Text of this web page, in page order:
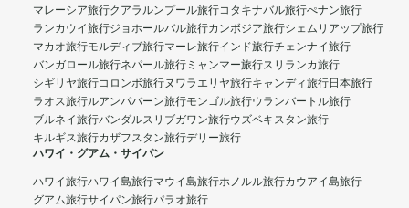
マレーシア旅行クアラルンプール旅行コタキナバル旅行ぺナン旅行
ランカウイ旅行ジョホールバル旅行カンボジア旅行シェムリアップ旅行
マカオ旅行モルディブ旅行マーレ旅行インド旅行チェンナイ旅行
バンガロール旅行ネパール旅行 ミャンマー旅行スリランカ旅行
シギリヤ旅行コロンボ旅行ヌワラエリヤ旅行キャンディ旅行日本旅行
ラオス旅行ルアンパバーン旅行モンゴル旅行ウランバートル旅行
ブルネイ旅行バンダルスリブガワン旅行ウズベキスタン旅行
キルギス旅行カザフスタン旅行デリー旅行
ハワイ・グアム・サイパン
ハワイ旅行ハワイ島旅行マウイ島旅行ホノルル旅行カウアイ島旅行
グアム旅行サイパン旅行パラオ旅行